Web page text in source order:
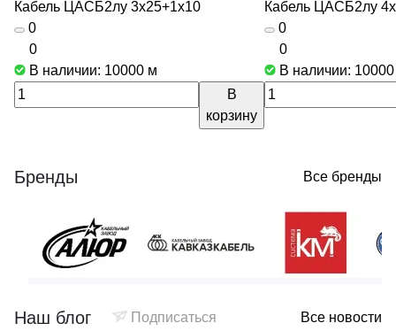
Кабель ЦАСБ2лу 3х25+1х10
0
0
В наличии: 10000 м
В
корзину
Кабель ЦАСБ2лу
0
0
В наличии:
Бренды Все бренды
Наш блог Подписаться Все новости